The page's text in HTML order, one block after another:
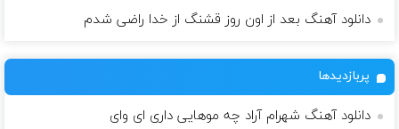
دانلود آهنگ بعد از اون روز قشنگ از خدا راضی شدم
پربازدیدها
دانلود آهنگ شهرام آراد چه موهایی داری ای وای